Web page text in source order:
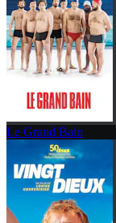
Le Grand Bain